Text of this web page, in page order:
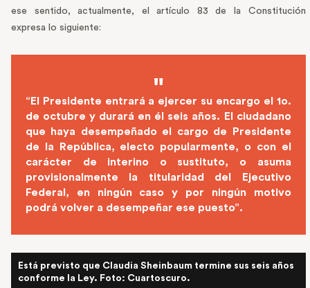
ese sentido, actualmente, el artículo 83 de la Constitución
expresa lo siguiente:
“El Presidente entrará a ejercer su encargo el 1o.
de octubre y durará en él seis años. El ciudadano
que haya desempeñado el cargo de Presidente
de la República, electo popularmente, o con el
carácter de interino o sustituto, o asuma
provisionalmente la titularidad del Ejecutivo
Federal, en ningún caso y por ningún motivo
podrá volver a desempeñar ese puesto”.
Está previsto que Claudia Sheinbaum termine sus seis años
conforme la Ley. Foto: Cuartoscuro.